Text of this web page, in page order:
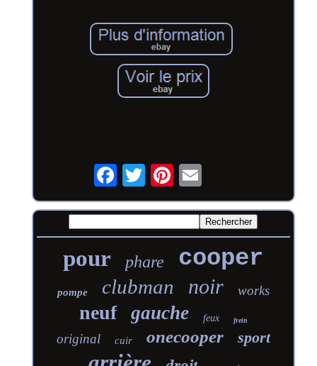
pour phare cooper
pompe clubman noir works
neuf gauche feux frein
original cuir onecooper sport